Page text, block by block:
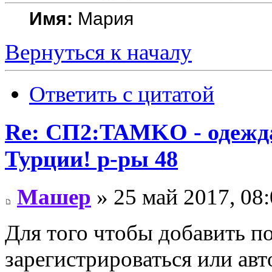
Имя: Мария
Вернуться к началу
Ответить с цитатой
Re: СП2:TAMKO -
Турции! р-ры 48
Машер » 25 май 2017,
Для того чтобы добавить
зарегистрироваться или